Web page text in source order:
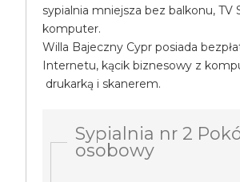
sypialnia mniejsza bez balkonu, TV
komputer.
Willa Bajeczny Cypr posiada
Internetu, kącik biznesowy z
drukarką i skanerem.
Sypialnia nr 2
osobowy